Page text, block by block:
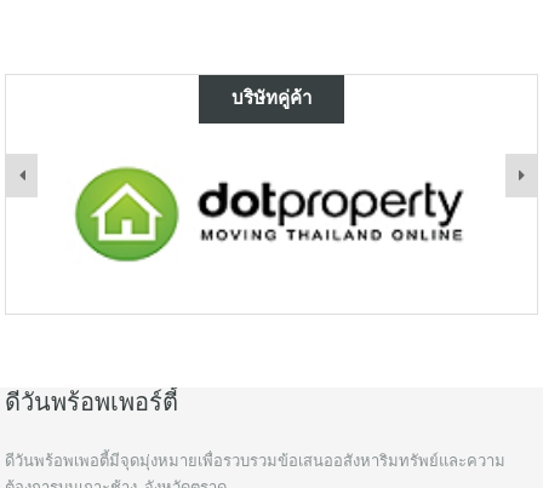
บริษัทคู่ค้า
ดีวันพร้อพเพอร์ตี้
ดีวันพร้อพเพอตี้มีจุดมุ่งหมายเพื่อรวบรวมข้อเสนออสังหาริมทรัพย์และความ